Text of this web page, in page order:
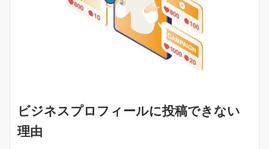
ビジネスプロフィールに投稿できない
理由